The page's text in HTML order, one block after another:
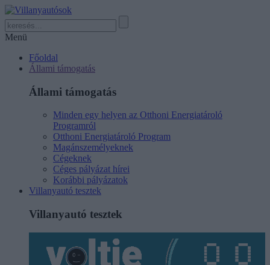
Menü
Főoldal
Állami támogatás
Állami támogatás
Minden egy helyen az Otthoni Energiatároló
Programról
Otthoni Energiatároló Program
Magánszemélyeknek
Cégeknek
Céges pályázat hírei
Korábbi pályázatok
Villanyautó tesztek
Villanyautó tesztek